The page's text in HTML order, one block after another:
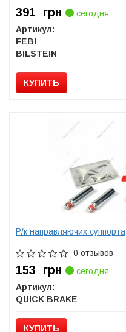
391 грн
сегодня
Артикул:
FEBI
BILSTEIN
КУПИТЬ
Р/к направляючих суппорта
0 отзывов
153 грн
сегодня
Артикул:
QUICK BRAKE
КУПИТЬ